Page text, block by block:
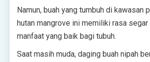
Namun, buah yang tumbuh di kawasan
hutan mangrove ini memiliki rasa
manfaat yang baik bagi tubuh.
Saat masih muda, daging buah nipah